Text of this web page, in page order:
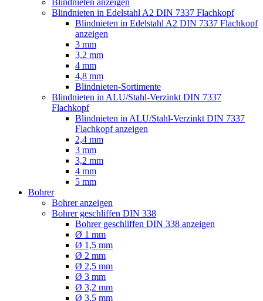
Blindnieten in Edelstahl A2 DIN 7337 Flachkopf
Blindnieten in Edelstahl A2 DIN 7337 Flachkopf
anzeigen
3 mm
3,2 mm
4 mm
4,8 mm
Blindnieten-Sortimente
Blindnieten in ALU/Stahl-Verzinkt DIN 7337
Flachkopf
Blindnieten in ALU/Stahl-Verzinkt DIN 7337
Flachkopf anzeigen
2,4 mm
3 mm
3,2 mm
4 mm
5 mm
Bohrer
Bohrer anzeigen
Bohrer geschliffen DIN 338
Bohrer geschliffen DIN 338 anzeigen
Ø 1 mm
Ø 1,5 mm
Ø 2 mm
Ø 2,5 mm
Ø 3 mm
Ø 3,2 mm
Ø 3,5 mm